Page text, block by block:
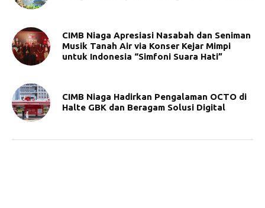
CIMB Niaga Apresiasi Nasabah dan Seniman
Musik Tanah Air via Konser Kejar Mimpi
untuk Indonesia “Simfoni Suara Hati”
CIMB Niaga Hadirkan Pengalaman OCTO di
Halte GBK dan Beragam Solusi Digital